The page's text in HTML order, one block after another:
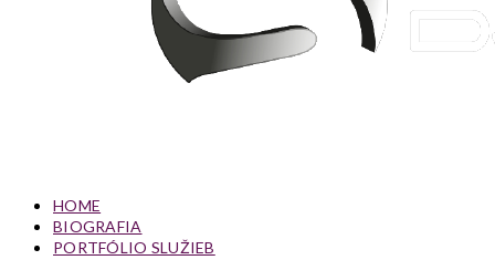
HOME
BIOGRAFIA
PORTFÓLIO SLUŽIEB